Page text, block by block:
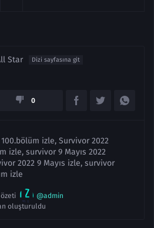
Star Dizi sayfasına git
0
izle, Survivor 2022
izle, survivor 9 Mayıs 2022
2022 9 Mayıs izle, survivor
izle
@admin
oluşturuldu